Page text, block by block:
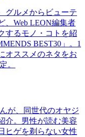
グルメからビューテ
、Web LEON編集者
するモノ・コトを紹
BEST30」。1
オススメのネタをお
。
が、同世代のオヤジ
介。男性が読む美容
ヒゲを剃らない女性